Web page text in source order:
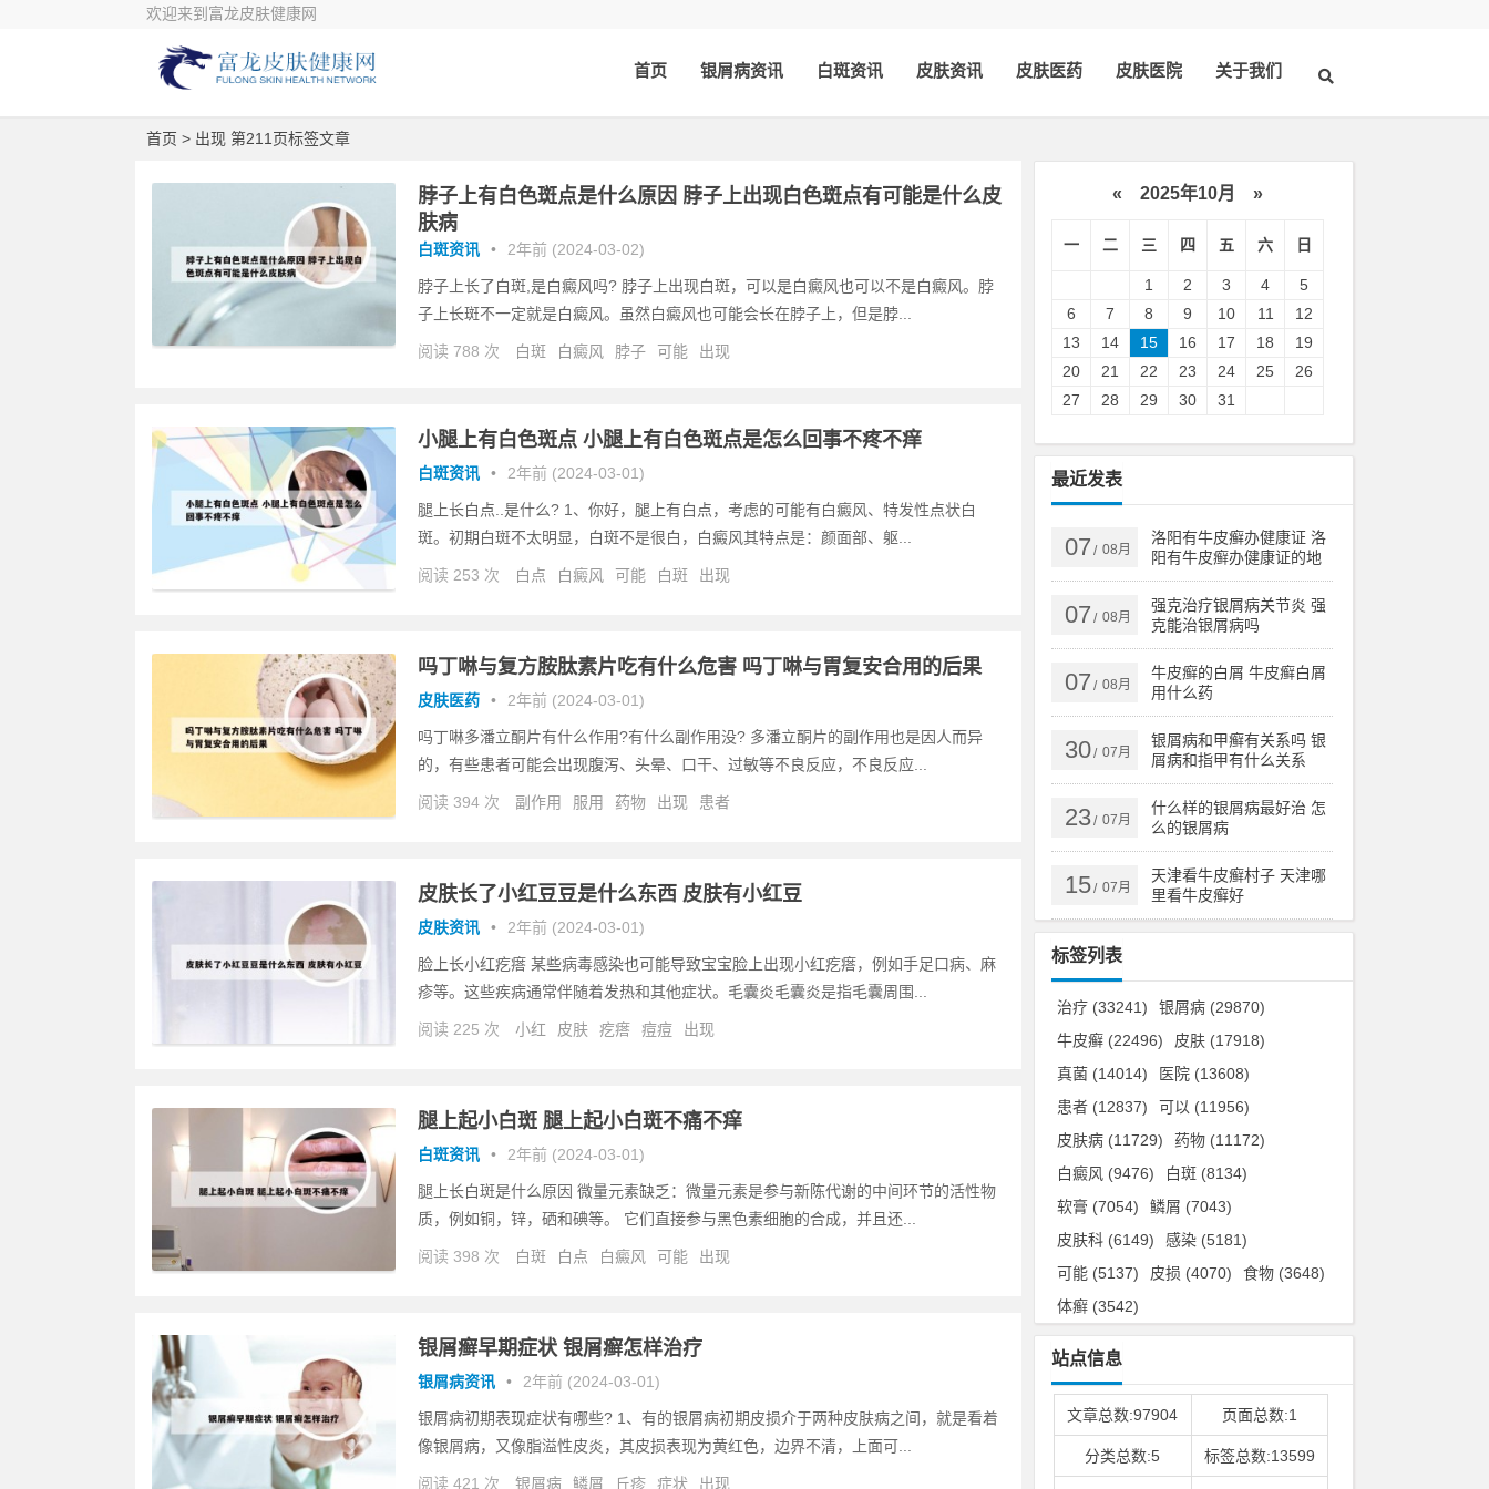
欢迎来到富龙皮肤健康网
首页 银屑病资讯 白斑资讯 皮肤资讯 皮肤医药 皮肤医院 关于我们
首页 > 出现 第211页标签文章
脖子上有白色斑点是什么原因 脖子上出现白色斑点有可能是什么皮
肤病
白斑资讯 • 2年前 (2024-03-02)
脖子上长了白斑,是白癜风吗? 脖子上出现白斑，可以是白癜风也可以不是白癜风。脖
子上长斑不一定就是白癜风。虽然白癜风也可能会长在脖子上，但是脖...
阅读 788 次 白斑 白癜风 脖子 可能 出现
小腿上有白色斑点 小腿上有白色斑点是怎么回事不疼不痒
白斑资讯 • 2年前 (2024-03-01)
腿上长白点..是什么? 1、你好，腿上有白点，考虑的可能有白癜风、特发性点状白
斑。初期白斑不太明显，白斑不是很白，白癜风其特点是：颜面部、躯...
阅读 253 次 白点 白癜风 可能 白斑 出现
吗丁啉与复方胺肽素片吃有什么危害 吗丁啉与胃复安合用的后果
皮肤医药 • 2年前 (2024-03-01)
吗丁啉多潘立酮片有什么作用?有什么副作用没? 多潘立酮片的副作用也是因人而异
的，有些患者可能会出现腹泻、头晕、口干、过敏等不良反应，不良反应...
阅读 394 次 副作用 服用 药物 出现 患者
皮肤长了小红豆豆是什么东西 皮肤有小红豆
皮肤资讯 • 2年前 (2024-03-01)
脸上长小红疙瘩 某些病毒感染也可能导致宝宝脸上出现小红疙瘩，例如手足口病、麻
疹等。这些疾病通常伴随着发热和其他症状。毛囊炎毛囊炎是指毛囊周围...
阅读 225 次 小红 皮肤 疙瘩 痘痘 出现
腿上起小白斑 腿上起小白斑不痛不痒
白斑资讯 • 2年前 (2024-03-01)
腿上长白斑是什么原因 微量元素缺乏：微量元素是参与新陈代谢的中间环节的活性物
质，例如铜，锌，硒和碘等。 它们直接参与黑色素细胞的合成，并且还...
阅读 398 次 白斑 白点 白癜风 可能 出现
银屑癣早期症状 银屑癣怎样治疗
银屑病资讯 • 2年前 (2024-03-01)
银屑病初期表现症状有哪些? 1、有的银屑病初期皮损介于两种皮肤病之间，就是看着
像银屑病，又像脂溢性皮炎，其皮损表现为黄红色，边界不清，上面可...
阅读 421 次 银屑病 鳞屑 丘疹 症状 出现
« 2025年10月 »
一 二 三 四 五 六 日
1 2 3 4
5
6
7 8 9 10 11
12
13
14 15 16 17 18
19
20
21 22 23 24 25
26
27
28 29 30 31
最近发表
07 / 08月
洛阳有牛皮癣办健康证 洛
阳有牛皮癣办健康证的地
方吗
07 / 08月
强克治疗银屑病关节炎 强
克能治银屑病吗
07 / 08月
牛皮癣的白屑 牛皮癣白屑
用什么药
30/ 07月
银屑病和甲癣有关系吗 银
屑病和指甲有什么关系
23/ 07月
什么样的银屑病最好治 怎
么的银屑病
15/ 07月
天津看牛皮癣村子 天津哪
里看牛皮癣好
标签列表
治疗 (33241) 银屑病 (29870)
牛皮癣 (22496) 皮肤 (17918)
真菌 (14014) 医院 (13608)
患者 (12837) 可以 (11956)
皮肤病 (11729) 药物 (11172)
白癜风 (9476) 白斑 (8134)
软膏 (7054) 鳞屑 (7043)
皮肤科 (6149) 感染 (5181)
可能 (5137) 皮损 (4070) 食物 (3648)
体癣 (3542)
站点信息
文章总数:97904 页面总数:1
分类总数:5 标签总数:13599